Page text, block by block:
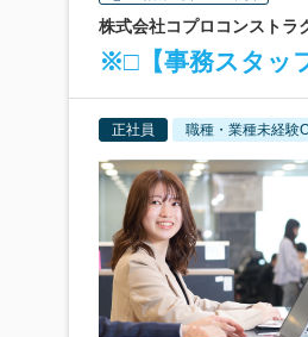
株式会社コプロコンストラ
※□【事務スタッ
正社員 職種・業種未経験